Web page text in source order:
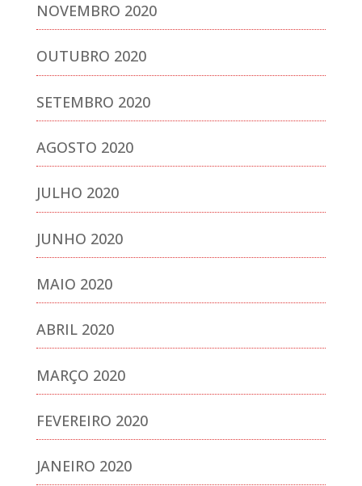
NOVEMBRO 2020
OUTUBRO 2020
SETEMBRO 2020
AGOSTO 2020
JULHO 2020
JUNHO 2020
MAIO 2020
ABRIL 2020
MARÇO 2020
FEVEREIRO 2020
JANEIRO 2020